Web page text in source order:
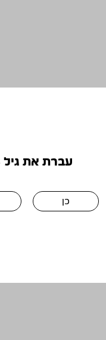
עברת את גיל 18?
כן